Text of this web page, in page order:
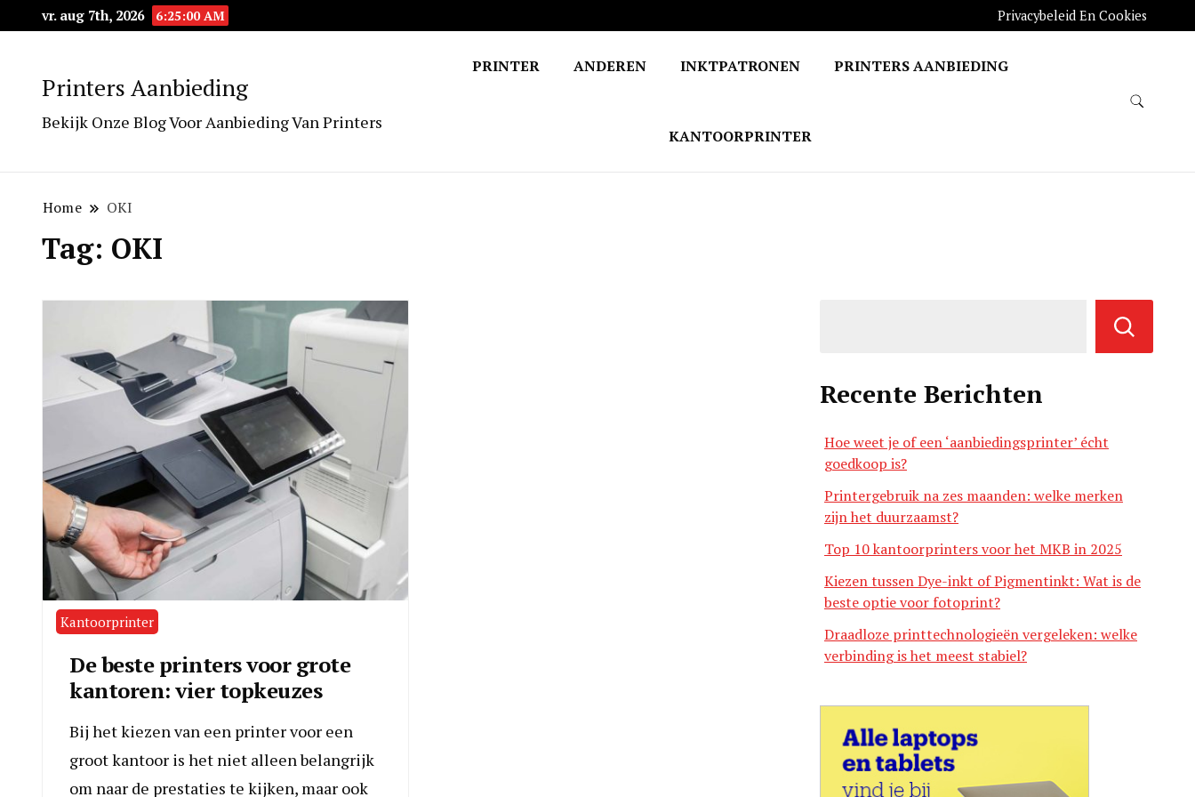
vr. aug 7th, 2026 6:25:01 AM Privacybeleid En Cookies
Printers Aanbieding
Bekijk Onze Blog Voor Aanbieding Van Printers
PRINTER ANDEREN INKTPATRONEN PRINTERS AANBIEDING
KANTOORPRINTER
Home OKI
Tag: OKI
Kantoorprinter
De beste printers voor grote
kantoren: vier topkeuzes
Bij het kiezen van een printer voor een
groot kantoor is het niet alleen belangrijk
om naar de prestaties te kijken, maar ook
Recente Berichten
Hoe weet je of een ‘aanbiedingsprinter’ écht
goedkoop is?
Printergebruik na zes maanden: welke merken
zijn het duurzaamst?
Top 10 kantoorprinters voor het MKB in 2025
Kiezen tussen Dye-inkt of Pigmentinkt: Wat is de
beste optie voor fotoprint?
Draadloze printtechnologieën vergeleken: welke
verbinding is het meest stabiel?